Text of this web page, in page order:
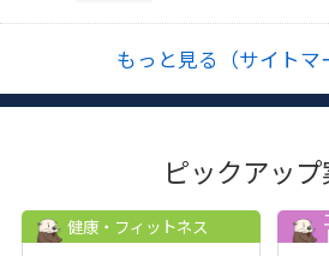
もっと見る（サイトマ
ピックアッ
健康・フィットネス